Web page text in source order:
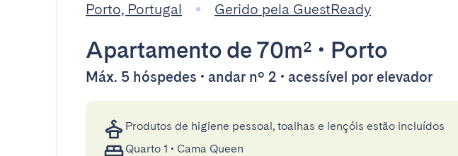
Porto, Portugal Gerido pela GuestReady
Apartamento de 70m² • Porto
Máx. 5 hóspedes • andar nº 2 • acessível por elevador
Produtos de higiene pessoal, toalhas e lençóis estão incluídos
Quarto 1 • Cama Queen